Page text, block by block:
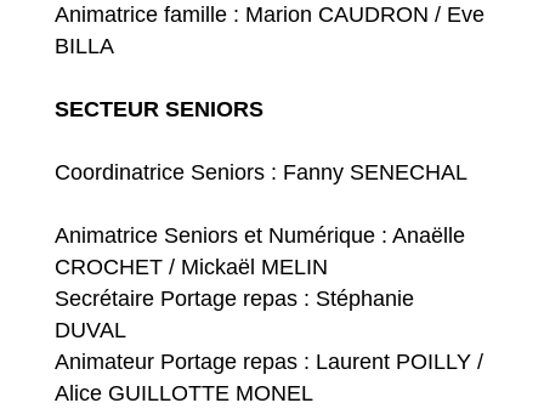
Animatrice famille : Marion CAUDRON / Eve
BILLA
SECTEUR SENIORS
Coordinatrice Seniors : Fanny SENECHAL
Animatrice Seniors et Numérique : Anaëlle
CROCHET / Mickaël MELIN
Secrétaire Portage repas : Stéphanie
DUVAL
Animateur Portage repas : Laurent POILLY /
Alice GUILLOTTE MONEL